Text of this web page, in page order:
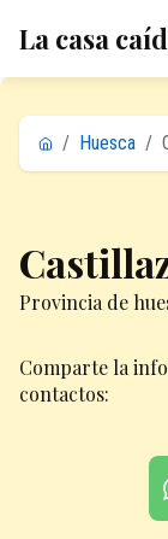
La casa
/ Huesca /
Provincia de
Comparte la
contactos: